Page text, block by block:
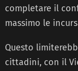
completare il
massimo le
Questo
cittadini, con il